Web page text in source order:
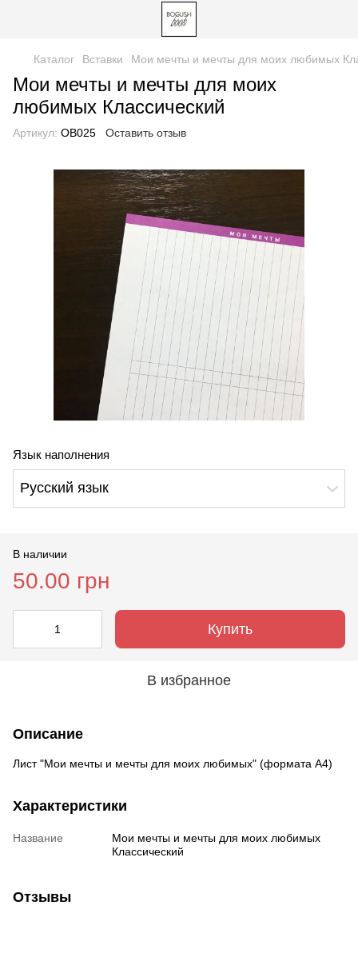
Каталог Вставки Мои мечты и мечты для моих любимых
Мои мечты и мечты для моих
любимых Классический
Артикул: OВ025 Оставить отзыв
Язык наполнения
Русский язык
В наличии
50.00 грн
Купить
В избранное
Описание
Лист "Мои мечты и мечты для моих любимых" (формата А4)
Характеристики
Название
Мои мечты и мечты для моих любимых
Классический
Отзывы